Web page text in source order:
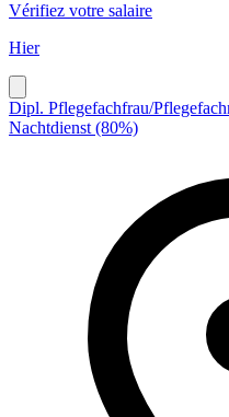
Vérifiez votre salaire
Hier
Dipl. Pflegefachfrau/
Nachtdienst (80%)